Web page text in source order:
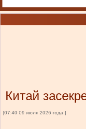
Китай
[07:40 09 июля 2026 года ]